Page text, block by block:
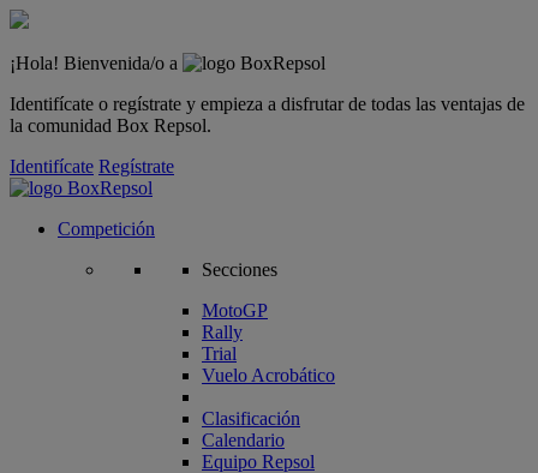
¡Hola! Bienvenida/o a
Identifícate o regístrate y empieza a disfrutar de todas las ventajas de
la comunidad Box Repsol.
Identifícate Regístrate
Competición
Secciones
MotoGP
Rally
Trial
Vuelo Acrobático
Clasificación
Calendario
Equipo Repsol